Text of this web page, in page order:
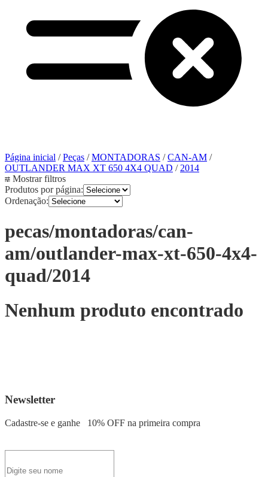
Página inicial /Peças /MONTADORAS /CAN-AM /
OUTLANDER MAX XT 650 4X4 QUAD /2014
Mostrar filtros
Produtos por página:
Ordenação:
pecas/montadoras/can-
am/outlander-max-xt-650-4x4-
quad/2014
Nenhum produto encontrado
Newsletter
Cadastre-se e ganhe 10% OFF na primeira compra